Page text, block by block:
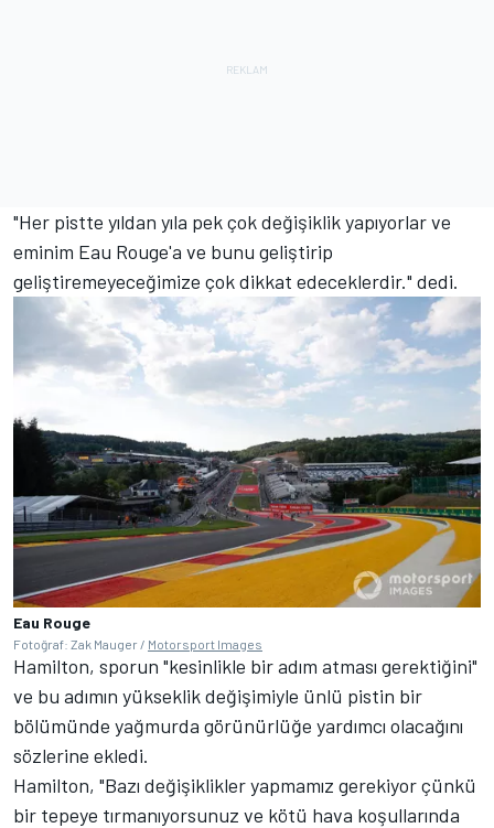
"Her pistte yıldan yıla pek çok değişiklik yapıyorlar ve
eminim Eau Rouge'a ve bunu geliştirip
geliştiremeyeceğimize çok dikkat edeceklerdir." dedi.
Eau Rouge
Fotoğraf: Zak Mauger / Motorsport Images
Hamilton, sporun "kesinlikle bir adım atması gerektiğini"
ve bu adımın yükseklik değişimiyle ünlü pistin bir
bölümünde yağmurda görünürlüğe yardımcı olacağını
sözlerine ekledi.
Hamilton, "Bazı değişiklikler yapmamız gerekiyor çünkü
bir tepeye tırmanıyorsunuz ve kötü hava koşullarında